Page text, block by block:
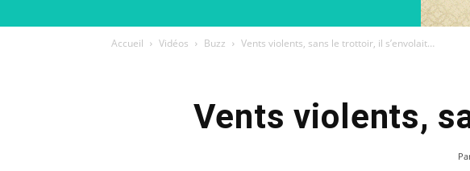
Accueil Vidéos Buzz Vents violents, sans le trottoir, il s’envolait…
Vents violents,